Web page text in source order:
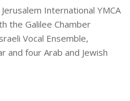
International YMCA
the Galilee Chamber
Vocal Ensemble,
and four Arab and Jewish